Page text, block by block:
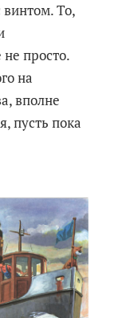
винтом. То,
просто.
на
вполне
пусть пока